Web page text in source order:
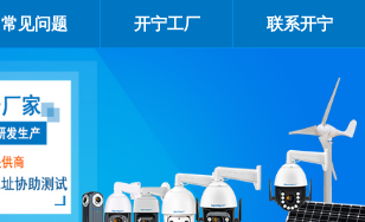
常见问题 开宁工厂 联系开宁